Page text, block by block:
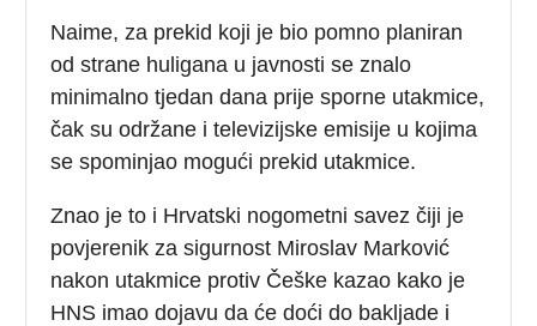
Naime, za prekid koji je bio pomno planiran
od strane huligana u javnosti se znalo
minimalno tjedan dana prije sporne utakmice,
čak su održane i televizijske emisije u kojima
se spominjao mogući prekid utakmice.
Znao je to i Hrvatski nogometni savez čiji je
povjerenik za sigurnost Miroslav Marković
nakon utakmice protiv Češke kazao kako je
HNS imao dojavu da će doći do bakljade i